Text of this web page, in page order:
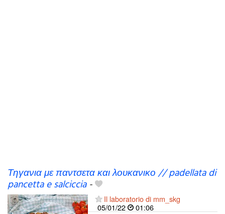
Τηγανια με παντσετα και λουκανικο // padellata di
pancetta e salciccia-
Il laboratorio di mm_skg
05/01/22
01:06